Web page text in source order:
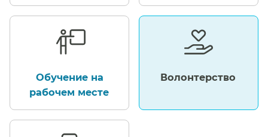
Обучение на
рабочем месте​​
Волонтерство​​